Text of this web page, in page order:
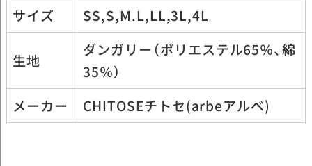
サイズ
SS,S,M.L,LL,3L,4L
生地
ダンガリー（ポリエステル65％、綿
35％）
メーカー
CHITOSEチトセ(arbeアルベ)